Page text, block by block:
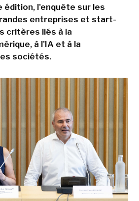
édition, l'enquête sur les
entreprises et start-
critères liés à la
à l'IA et à la
sociétés.